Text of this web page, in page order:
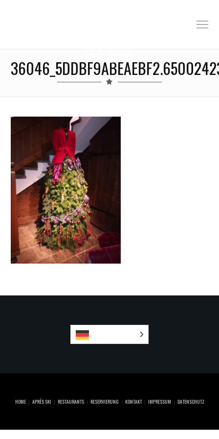
HOME APRÈS SKI RESTAURANTS RESERVIERUNG KONTAKT IMPRESSUM DATENSCHUTZ